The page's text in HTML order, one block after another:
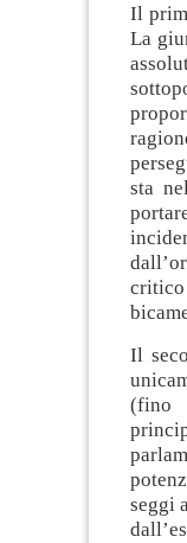
Il
La
sta
Il
(fino
seggi